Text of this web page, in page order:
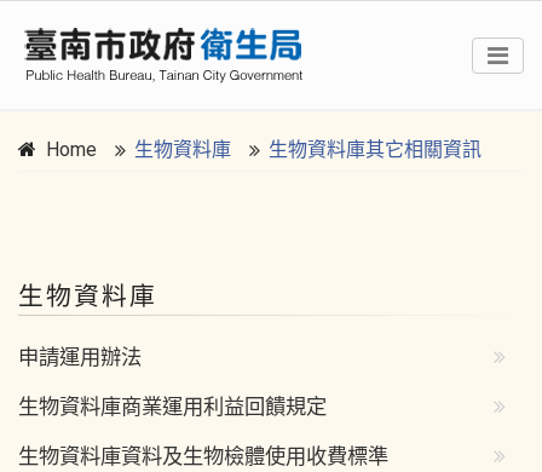
Home 生物資料庫 生物資料庫其它相關資訊
生物資料庫
申請運用辦法
生物資料庫商業運用利益回饋規定
生物資料庫資料及生物檢體使用收費標準